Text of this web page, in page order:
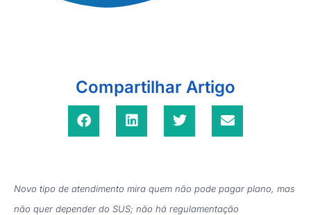
Compartilhar Artigo
Novo tipo de atendimento mira quem não pode pagar plano, mas
não quer depender do SUS; não há regulamentação